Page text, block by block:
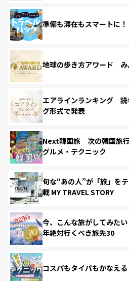
準備も滞在もスマートに
地球の歩き方アワード み
エアラインランキング 読
グ形式で発表
Next韓国旅 次の韓国旅行
グルメ・テクニック
旬な“あの人”が「旅」を
載 MY TRAVEL STORY
今、こんな旅がしてみた
年絶対行くべき旅先30
コスパもタイパもかなえ